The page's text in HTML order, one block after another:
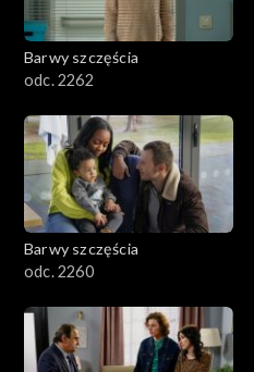
Barwy szczęścia
odc. 2262
Barwy szczęścia
odc. 2260